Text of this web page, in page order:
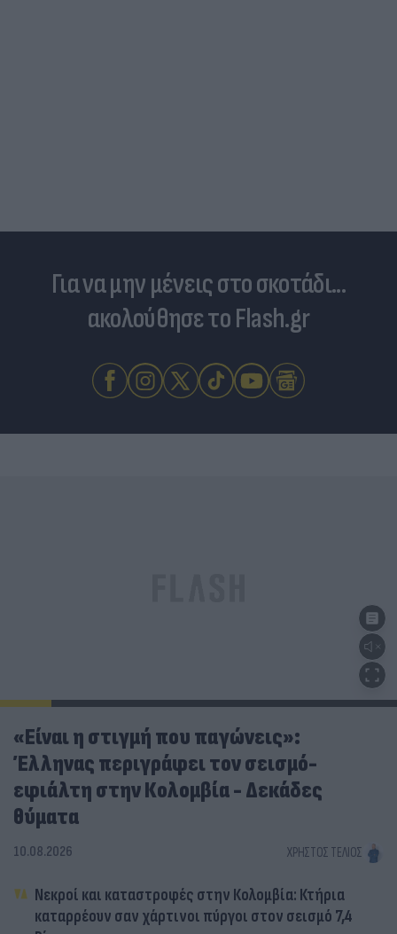
Για να μην μένεις στο σκοτάδι...
ακολούθησε το Flash.gr
«Είναι η στιγμή που παγώνεις»:
Έλληνας περιγράφει τον σεισμό-
εφιάλτη στην Κολομβία - Δεκάδες
θύματα
10.08.2026 ΧΡΉΣΤΟΣ ΤΈΛΙΟΣ
Νεκροί και καταστροφές στην Κολομβία: Κτήρια
καταρρέουν σαν χάρτινοι πύργοι στον σεισμό 7,4